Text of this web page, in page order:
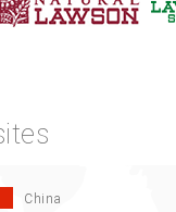
China